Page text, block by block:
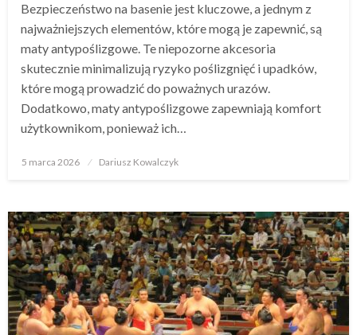
Bezpieczeństwo na basenie jest kluczowe, a jednym z
najważniejszych elementów, które mogą je zapewnić, są
maty antypoślizgowe. Te niepozorne akcesoria
skutecznie minimalizują ryzyko poślizgnięć i upadków,
które mogą prowadzić do poważnych urazów.
Dodatkowo, maty antypoślizgowe zapewniają komfort
użytkownikom, ponieważ ich…
Opublikowane
5 marca 2026 Dariusz Kowalczyk